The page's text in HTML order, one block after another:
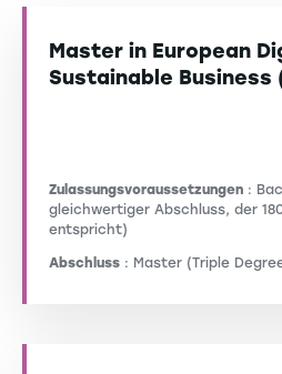
Master in European
Sustainable Business
Zulassungsvoraussetzungen :
gleichwertiger Abschluss, der
entspricht)
Abschluss : Master (Triple